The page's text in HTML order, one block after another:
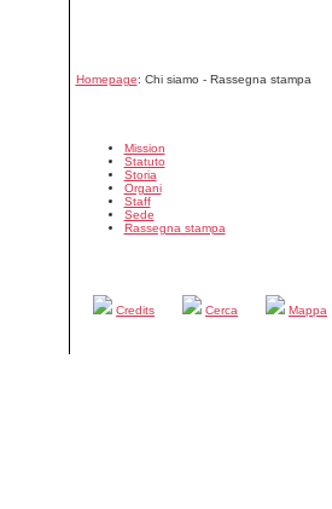
Homepage: Chi siamo - Rassegna stampa
Mission
Statuto
Storia
Organi
Staff
Sede
Rassegna stampa
Credits Cerca Mappa